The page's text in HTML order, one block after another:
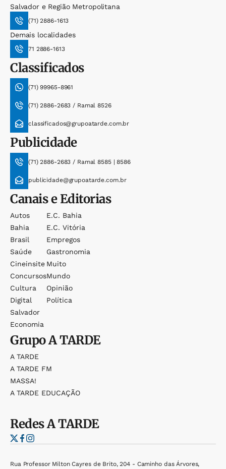
Salvador e Região Metropolitana
(71) 2886-1613
Demais localidades
71 2886-1613
Classificados
(71) 99965-8961
(71) 2886-2683 / Ramal 8526
classificados@grupoatarde.com.br
Publicidade
(71) 2886-2683 / Ramal 8585 | 8586
publicidade@grupoatarde.com.br
Canais e Editorias
Autos
Bahia
Brasil
Saúde
Cineinsite
Concursos
Cultura
Digital
Salvador
Economia
E.c. Bahia
E.c. Vitória
Empregos
Gastronomia
Muito
Mundo
Opinião
Política
GrupoA TARDE
A TARDE
A TARDE FM
MASSA!
A TARDE EDUCAÇÃO
RedesA TARDE
Rua Professor Milton Cayres de Brito, 204 - Caminho das Árvores,